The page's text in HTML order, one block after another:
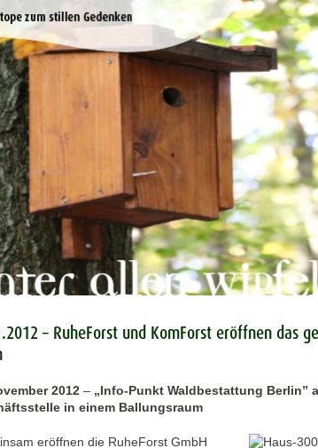
– RuheForst und KomForst eröffnen das
2012 – „Info-Punkt Waldbestattung Berlin”
in einem Ballungsraum
eröffnen die RuheForst GmbH